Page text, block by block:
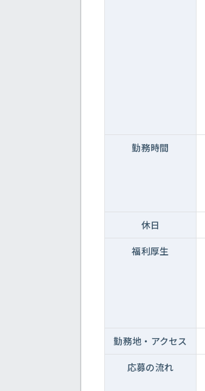
勤務時間
休日
福利厚生
勤務地・ アクセス
応募の流れ